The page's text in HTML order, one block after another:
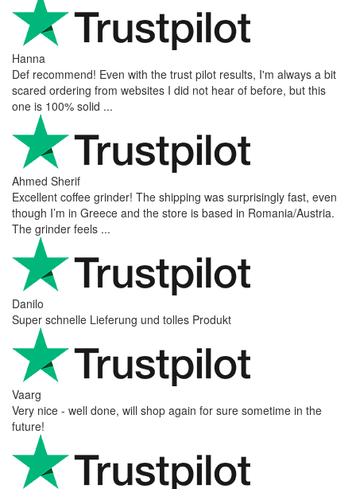
Hanna
Def recommend! Even with the trust pilot results, I'm always a bit
scared ordering from websites I did not hear of before, but this
one is 100% solid ...
Ahmed Sherif
Excellent coffee grinder! The shipping was surprisingly fast, even
though I’m in Greece and the store is based in Romania/Austria.
The grinder feels ...
Danilo
Super schnelle Lieferung und tolles Produkt
Vaarg
Very nice - well done, will shop again for sure sometime in the
future!